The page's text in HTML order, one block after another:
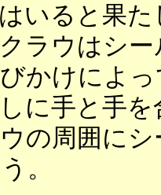
いると果た
ラウはシ
かけによっ
に手と手を
の周囲にシ
。